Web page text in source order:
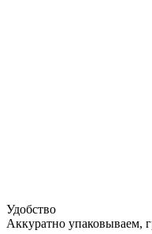
Удобство
Аккуратно упаковываем,